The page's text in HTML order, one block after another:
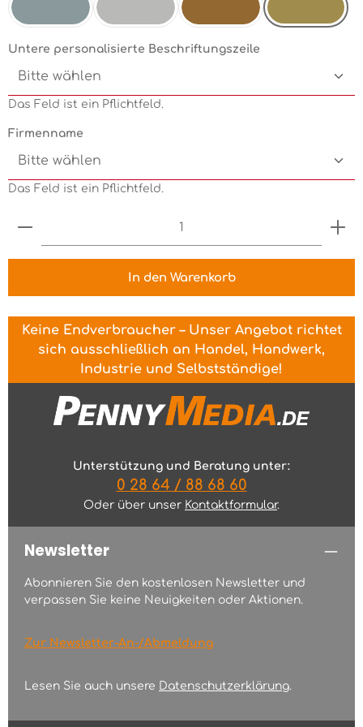
Untere personalisierte Beschriftungszeile
Das Feld ist ein Pflichtfeld.
Firmenname
Das Feld ist ein Pflichtfeld.
Produkt Anzahl: Gib den gewünschten Wert
In den Warenkorb
Keine Endverbraucher – Unser Angebot richtet
sich ausschließlich an Handel, Handwerk,
Industrie und Selbstständige!
Unterstützung und Beratung unter:
0 28 64 / 88 68 60
Oder über unser Kontaktformular.
Newsletter
Abonnieren Sie den kostenlosen Newsletter und
verpassen Sie keine Neuigkeiten oder Aktionen.
Zur Newsletter-An-/Abmeldung
Lesen Sie auch unsere Datenschutzerklärung.